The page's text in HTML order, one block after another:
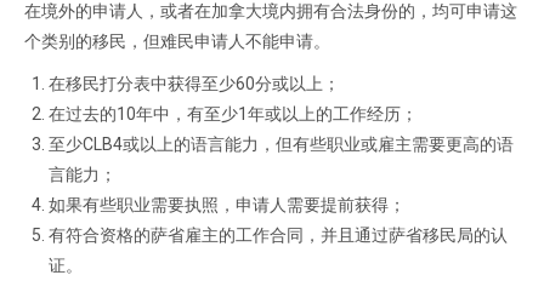
在境外的申请人，或者在加拿大境内拥有合法身份的，均可申请这
个类别的移民，但难民申请人不能申请。
在移民打分表中获得至少60分或以上；
在过去的10年中，有至少1年或以上的工作经历；
至少CLB4或以上的语言能力，但有些职业或雇主需要更高的语
言能力；
如果有些职业需要执照，申请人需要提前获得；
有符合资格的萨省雇主的工作合同，并且通过萨省移民局的认
证。